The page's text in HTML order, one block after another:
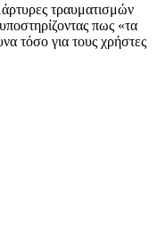
τραυματισμών
πως «τα
τόσο για τους χρήστες